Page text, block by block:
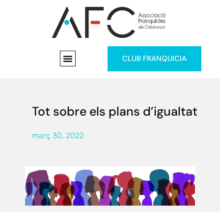
CLUB FRANQUICIA
Tot sobre els plans d’igualtat
març 30, 2022